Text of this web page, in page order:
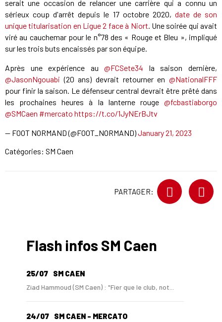
serait une occasion de relancer une carrière qui a connu un
sérieux coup d'arrêt depuis le 17 octobre 2020, date de son
unique titularisation en Ligue 2 face à Niort. Une soirée qui avait
viré au cauchemar pour le n°78 des « Rouge et Bleu », impliqué
sur les trois buts encaissés par son équipe.
Après une expérience au@FCSete34 la saison dernière,
@JasonNgouabi (20 ans) devrait retourner en @NationalFFF
pour finir la saison. Le défenseur central devrait être prêté dans
les prochaines heures à la lanterne rouge @fcbastiaborgo
@SMCaen #mercato https://t.co/1JyNErBJtv
— FOOT NORMAND (@FOOT_NORMAND)January 21, 2023
Catégories: SM Caen
PARTAGER:
Flash infos SM Caen
25/07 SM CAEN
Ziad Hammoud (SM Caen) : "Fier que le club, not...
24/07 SM CAEN - MERCATO